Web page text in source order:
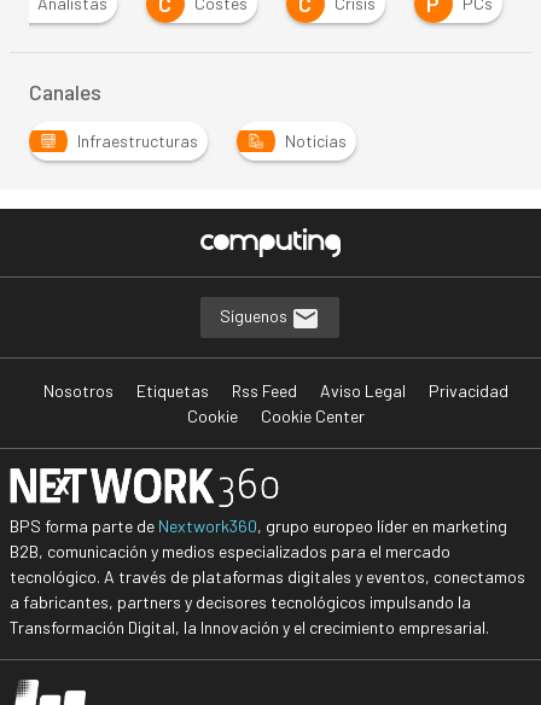
Canales
Infraestructuras Noticias
Síguenos
Nosotros Etiquetas Rss Feed Aviso Legal
Privacidad
Cookie
Cookie Center
BPS forma parte de Nextwork360, grupo europeo líder en marketing
B2B, comunicación y medios especializados para el mercado
tecnológico. A través de plataformas digitales y eventos, conectamos
a fabricantes, partners y decisores tecnológicos impulsando la
Transformación Digital, la Innovación y el crecimiento empresarial.